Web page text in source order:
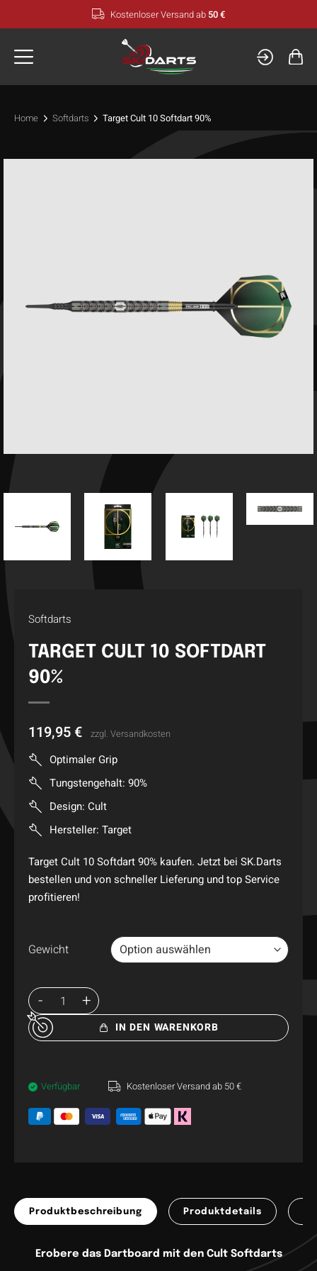
Inhalt
Kostenloser Versand ab 50 €
Home Softdarts Target Cult 10 Softdart 90%
Softdarts
TARGET CULT 10 SOFTDART
90%
119,95 € zzgl. Versandkosten
Optimaler Grip
Tungstengehalt: 90%
Design: Cult
Hersteller: Target
Target Cult 10 Softdart 90% kaufen. Jetzt bei SK.Darts
bestellen und von schneller Lieferung und top Service
profitieren!
Gewicht
IN DEN WARENKORB
Verfügbar Kostenloser Versand ab 50 €
Produktbeschreibung Produktdetails
Erobere das Dartboard mit den Cult Softdarts